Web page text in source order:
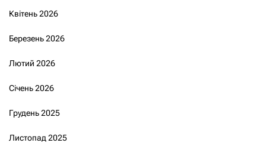
Квітень 2026
Березень 2026
Лютий 2026
Січень 2026
Грудень 2025
Листопад 2025